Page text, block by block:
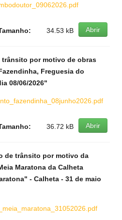
Abrir
34.53 kB
trânsito por motivo de obras
Freguesia do
08/06/2026"
Abrir
36.72 kB
de trânsito por motivo da
Maratona da Calheta
- Calheta - 31 de maio